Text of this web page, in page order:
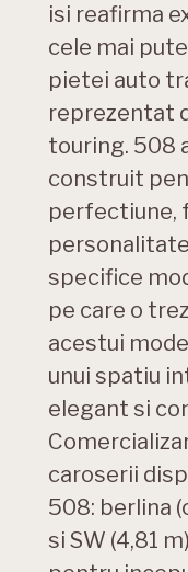
isi reafirma
cele mai
pietei auto
reprezentat
touring. 508
construit
perfectiune,
specifice
pe care o
acestui
unui spatiu
elegant si
caroserii
508: berlina
si SW (4,81